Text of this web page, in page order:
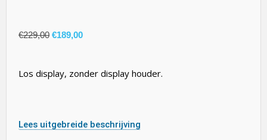
€229,00 €189,00
Los display, zonder display houder.
Lees uitgebreide beschrijving